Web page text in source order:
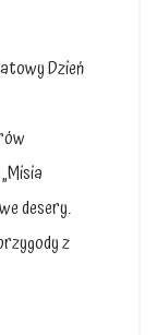
Dzień
desery.
z